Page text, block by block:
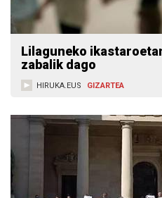
Lilaguneko
zabalik dago
HIRUKA.EUS GIZARTEA